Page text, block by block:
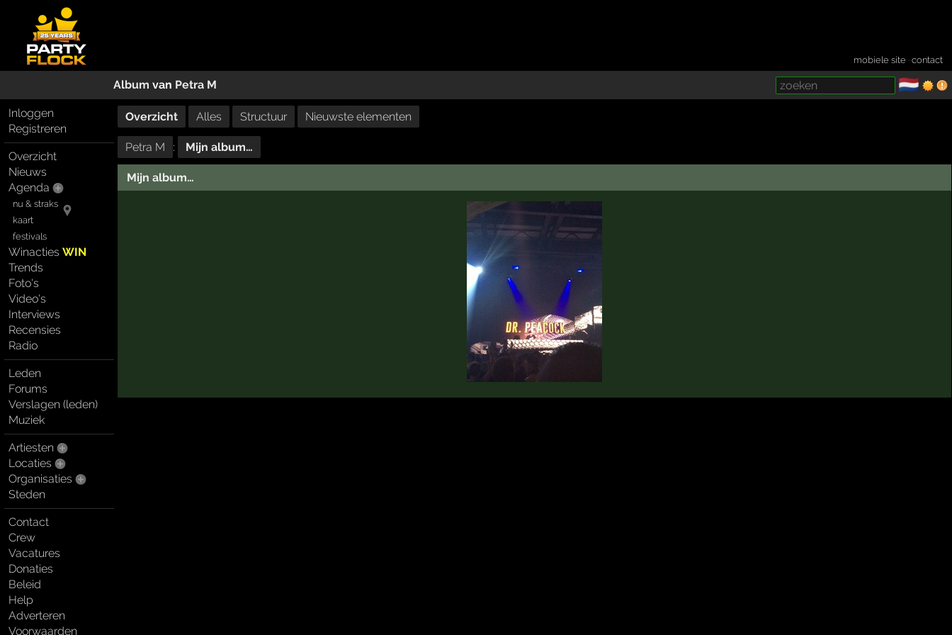
mobiele site ·contact
Album van Petra M 🇳🇱
Inloggen
Registreren
Overzicht
Nieuws
Agenda
nu & straks
kaart
festivals
WinactiesWIN
Trends
Foto's
Video's
Interviews
Recensies
Radio
Leden
Forums
Verslagen (leden)
Muziek
Artiesten
Locaties
Organisaties
Steden
Contact
Crew
Vacatures
Donaties
Beleid
Help
Adverteren
Voorwaarden
Overzicht Alles Structuur Nieuwste elementen
Petra M : Mijn album…
Mijn album…